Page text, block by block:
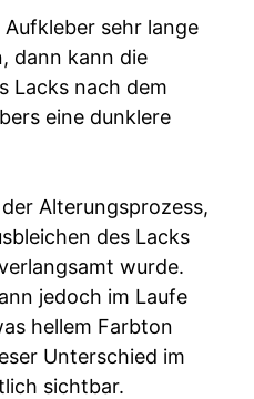
Aufkleber sehr lange
dann kann die
Lacks nach dem
eine dunklere
Alterungsprozess,
des Lacks
wurde.
jedoch im Laufe
hellem Farbton
Unterschied im
sichtbar.